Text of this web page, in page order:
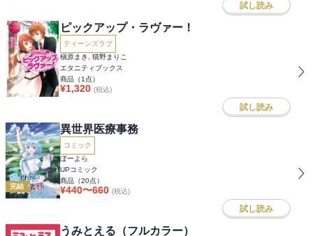
試し読み
ピックアップ・ラヴァー！
ティーンズラブ
槇原まき, 猫野まりこ
エタニティブックス
商品（1 点）
¥1,320 (税込)
試し読み
完結
異世界医療事務
コミック
ぽーよら
UPコミック
商品（20点）
¥440〜660 (税込)
試し読み
うみとえる（フルカラー）